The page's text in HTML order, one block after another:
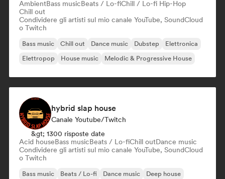
AmbientBass musicBeats / Lo-fiChill / Lo-fi Hip-Hop
Chill out
Condividere gli artisti sul mio canale YouTube, SoundCloud
o Twitch
Bass music Chill out Dance music Dubstep
Elettronica
Elettropop
House music Melodic & Progressive House
hybrid slap house
Canale Youtube/Twitch
&gt; 1300 risposte date
Acid houseBass musicBeats / Lo-fiChill outDance music
Condividere gli artisti sul mio canale YouTube, SoundCloud
o Twitch
Bass music Beats / Lo-fi Dance music
Deep house